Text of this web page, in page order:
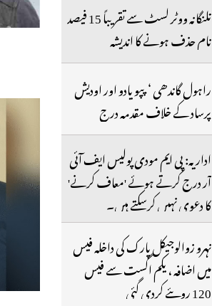
تلنگانہ ووٹر لسٹ سے تقریباً 15 فیصد
نام حذف ہونے کا اندیشہ
راہول گاندھی ‘ پپو یادو اور اودیش
پرساد کے خلاف مقدمہ درج
اداریہ: پی ایم مودی پولیس ایف آئی
آر درج کرتے ہوئے 'معاف کرنے'
کا دعوی نہیں کرسکتے ہیں۔
نہرو زوالوجیکل پارک کی داخلہ فیس
میں اضافہ ، یکم اگست سے فیس
120 روپئے کردی گئی